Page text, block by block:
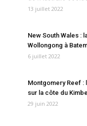
13 juillet 2022
New South Wales :
Wollongong à
6 juillet 2022
Montgomery Reef :
sur la côte du
29 juin 2022